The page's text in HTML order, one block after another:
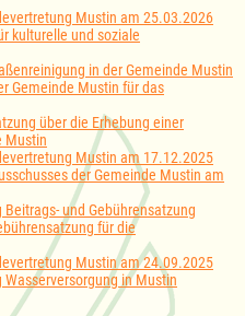
Mustin am 25.03.2026
kulturelle und soziale
in der Gemeinde Mustin
Gemeinde Mustin für das
über die Erhebung einer
Mustin
Mustin am 17.12.2025
der Gemeinde Mustin am
und Gebührensatzung
für die
Mustin am 24.09.2025
in Mustin